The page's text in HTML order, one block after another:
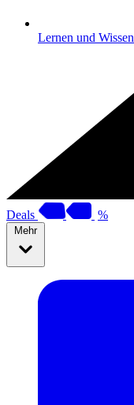
Lernen und Wissen
Deals %
Mehr